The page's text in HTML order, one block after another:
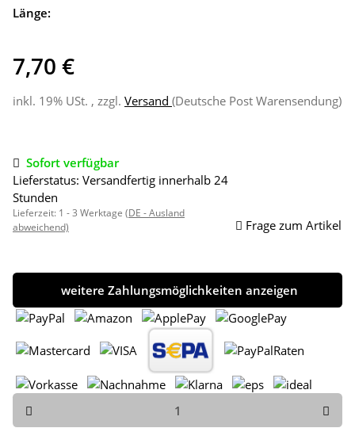
Länge:
7,70 €
inkl. 19% USt. , zzgl. Versand (Deutsche Post Warensendung)
Sofort verfügbar
Lieferstatus: Versandfertig innerhalb 24
Stunden
Lieferzeit: 1 - 3 Werktage (DE - Ausland
abweichend)
Frage zum Artikel
weitere Zahlungsmöglichkeiten anzeigen